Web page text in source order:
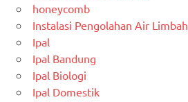
honeycomb
Instalasi Pengolahan Air Limbah
Ipal
Ipal Bandung
Ipal Biologi
Ipal Domestik